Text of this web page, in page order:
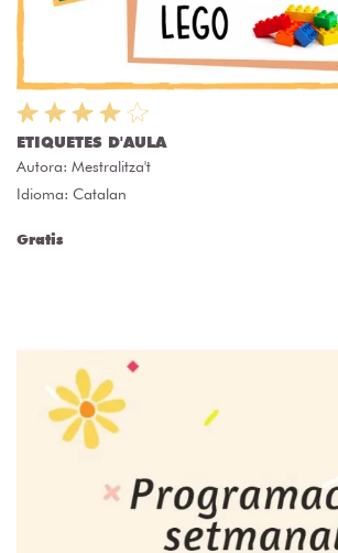
ETIQUETES D'AULA
Autora: Mestralitza't
Idioma: Catalan
Gratis